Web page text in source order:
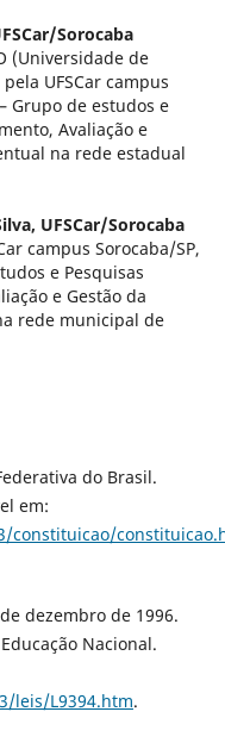
Sorocaba
(Universidade de
UFSCar campus
Grupo de estudos e
Avaliação e
na rede estadual
UFSCar/Sorocaba
campus Sorocaba/SP,
e Pesquisas
e Gestão da
rede municipal de
do Brasil.
em:
constituicao/
dezembro de 1996.
Nacional.
leis/L9394.htm.